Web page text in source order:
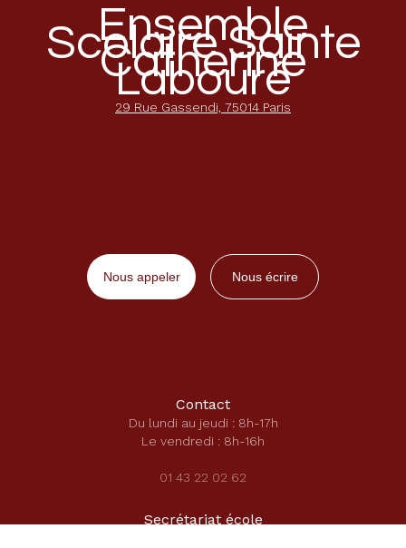
Ensemble
Scolaire Sainte
Catherine
Labouré
29 Rue Gassendi, 75014 Paris
Nous appeler Nous écrire
Contact
Du lundi au jeudi : 8h-17h
Le vendredi : 8h-16h
01 43 22 02 62
Secrétariat école